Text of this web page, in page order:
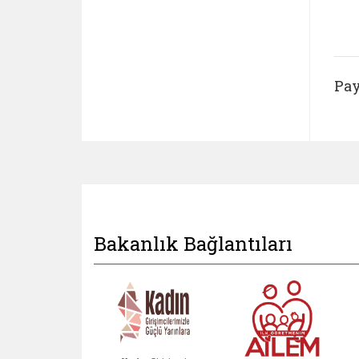
Bakanlık Bağlantıları